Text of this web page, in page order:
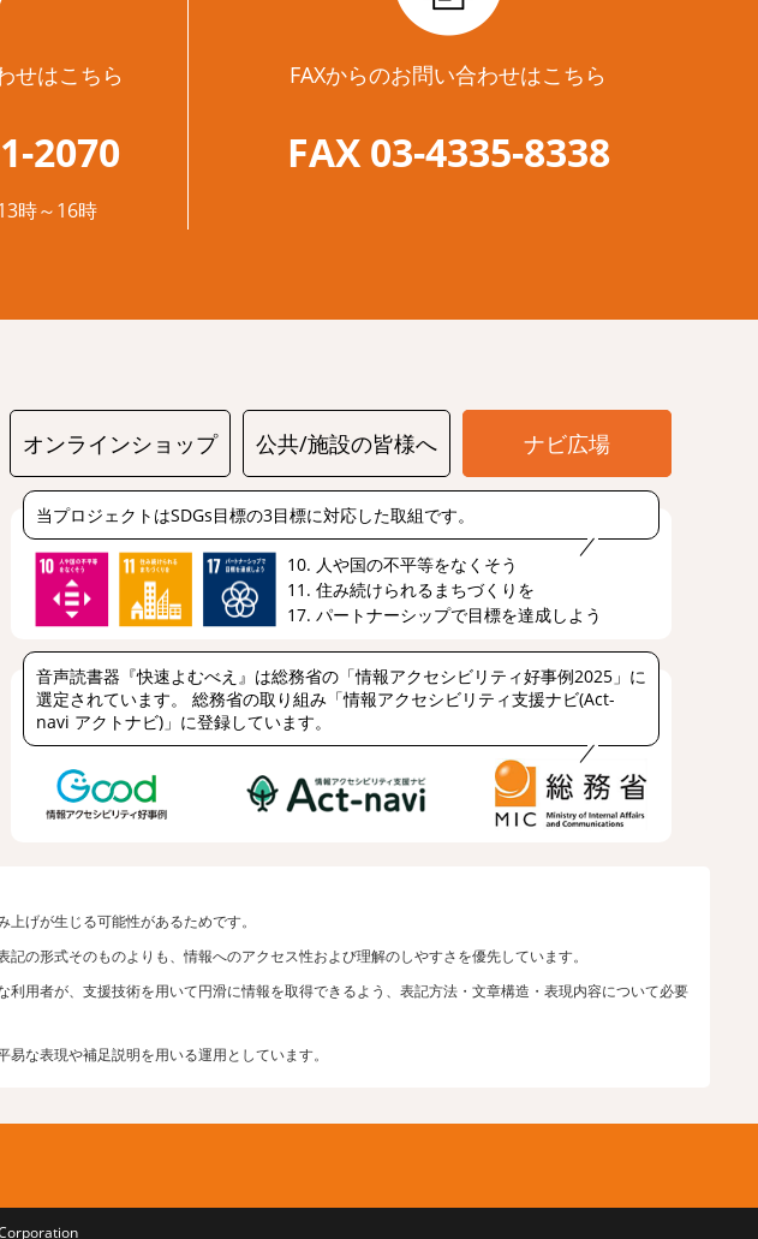
せはこちら
2070
時～16時
FAXからのお問い合わせはこちら
FAX 03-4335-8338
オンラインショップ 公共/施設の皆様へ ナビ広場
当プロジェクトはSDGs目標の3目標に対応した取組です。
10. 人や国の不平等をなくそう
11. 住み続けられるまちづくりを
17. パートナーシップで目標を達成しよう
音声読書器『快速よむべえ』は総務省の「情報アクセシビリティ好事例2025」に
選定されています。 総務省の取り組み「情報アクセシビリティ支援ナビ(Act-
navi アクトナビ)」に登録しています。
げが生じる可能性があるためです。
の形式そのものよりも、情報へのアクセス性および理解のしやすさを優先しています。
用者が、支援技術を用いて円滑に情報を取得できるよう、表記方法・文章構造・表現内容について必要
な表現や補足説明を用いる運用としています。